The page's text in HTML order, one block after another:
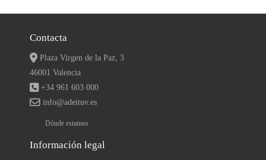
Contacta
Plaza Virgen de la Paz, 3
46001 Valencia
+34 961 603 000
info@adeituv.es
Dónde estamos
Información legal